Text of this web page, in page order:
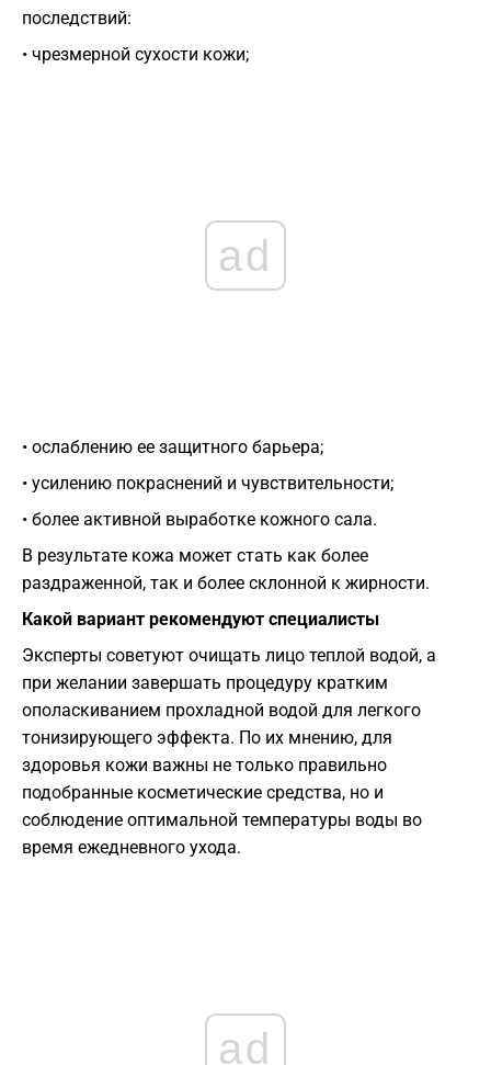
последствий:
• чрезмерной сухости кожи;
ad
• ослаблению ее защитного барьера;
• усилению покраснений и чувствительности;
• более активной выработке кожного сала.
В результате кожа может стать как более
раздраженной, так и более склонной к жирности.
Какой вариант рекомендуют специалисты
Эксперты советуют очищать лицо теплой водой, а
при желании завершать процедуру кратким
ополаскиванием прохладной водой для легкого
тонизирующего эффекта. По их мнению, для
здоровья кожи важны не только правильно
подобранные косметические средства, но и
соблюдение оптимальной температуры воды во
время ежедневного ухода.
ad